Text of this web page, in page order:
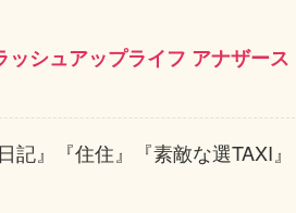
ッシュアップライフ アナザース
記』『住住』『素敵な選TAXI』